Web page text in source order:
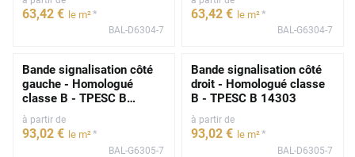
63,42 € le m²*
BAL-D6304-7
63,42 € le m²*
BAL-G6304-7
Bande signalisation côté
gauche - Homologué
classe B - TPESC B
14303
à partir de
93,02 € le m²*
BAL-G6305-7
Bande signalisation côté
droit - Homologué classe
B - TPESC B 14303
à partir de
93,02 € le m²*
BAL-D6305-7